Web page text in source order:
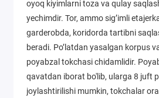
oyoq kiyimlarni toza va qulay
yechimdir. Tor, ammo sig’imli
garderobda, koridorda tartibni
beradi. Po’latdan yasalgan korpus
poyabzal tokchasi chidamlidir.
qavatdan iborat bo'lib, ularga 8 juft
joylashtirilishi mumkin, tokchalar